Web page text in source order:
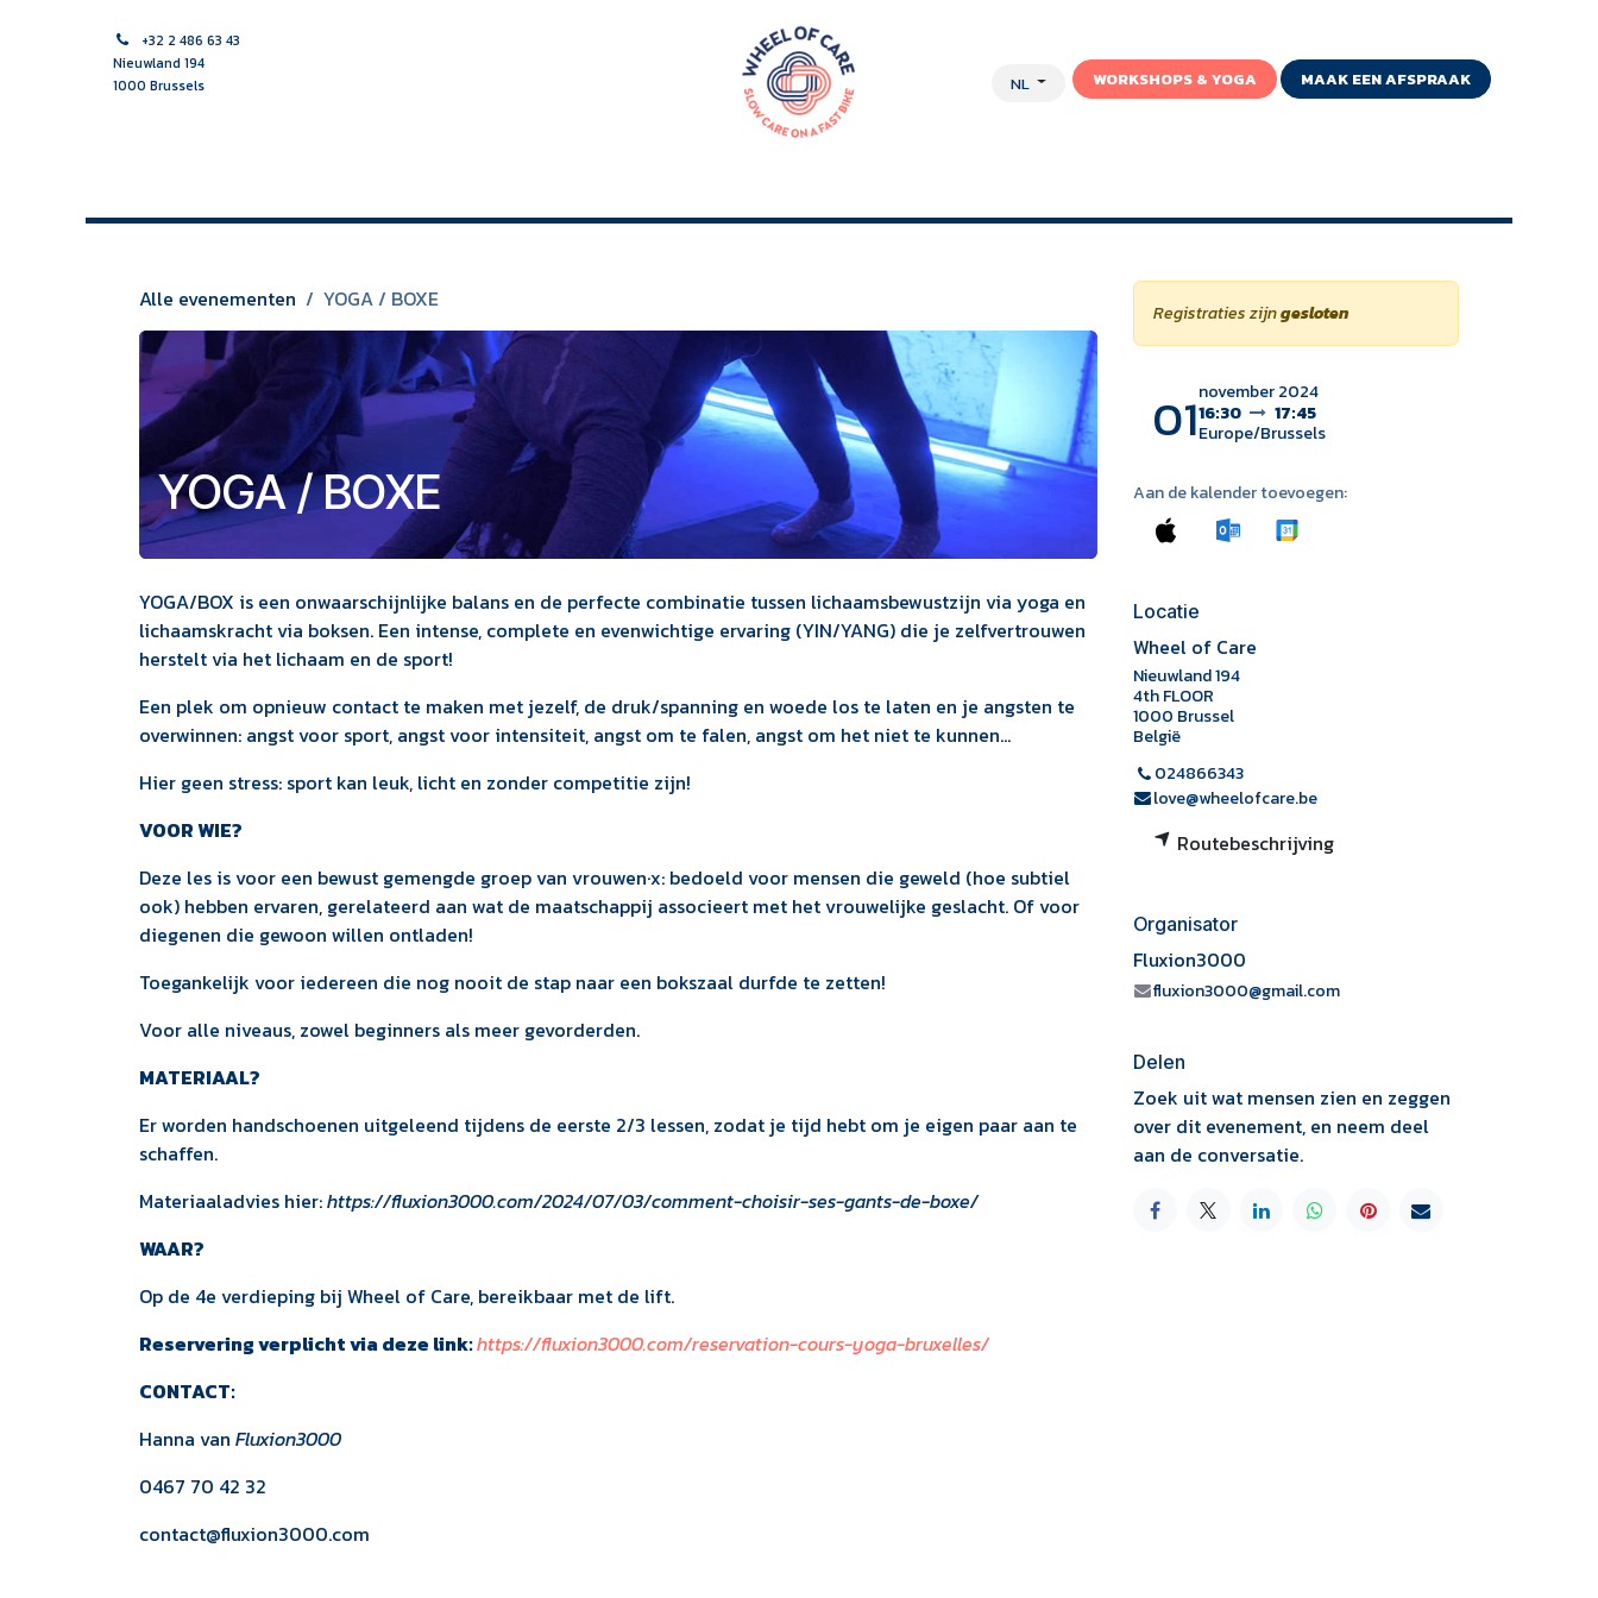
+32 2 486 63 43
Nieuwland 194
1000 Brussels
NL WORKSHOPS & YOGA MAAK EEN AFSPRAAK
Alle evenementen YOGA / BOXE
YOGA / BOXE
YOGA/BOX is een onwaarschijnlijke balans en de perfecte combinatie tussen lichaamsbewustzijn via yoga en
lichaamskracht via boksen. Een intense, complete en evenwichtige ervaring (YIN/YANG) die je zelfvertrouwen
herstelt via het lichaam en de sport!
Een plek om opnieuw contact te maken met jezelf, de druk/spanning en woede los te laten en je angsten te
overwinnen: angst voor sport, angst voor intensiteit, angst om te falen, angst om het niet te kunnen...
Hier geen stress: sport kan leuk, licht en zonder competitie zijn!
VOOR WIE?
Deze les is voor een bewust gemengde groep van vrouwen·x: bedoeld voor mensen die geweld (hoe subtiel
ook) hebben ervaren, gerelateerd aan wat de maatschappij associeert met het vrouwelijke geslacht. Of voor
diegenen die gewoon willen ontladen!
Toegankelijk voor iedereen die nog nooit de stap naar een bokszaal durfde te zetten!
Voor alle niveaus, zowel beginners als meer gevorderden.
MATERIAAL?
Er worden handschoenen uitgeleend tijdens de eerste 2/3 lessen, zodat je tijd hebt om je eigen paar aan te
schaffen.
Materiaaladvies hier:https://fluxion3000.com/2024/07/03/comment-choisir-ses-gants-de-boxe/
WAAR?
Op de 4e verdieping bij Wheel of Care, bereikbaar met de lift.
Reservering verplicht via deze link:https://fluxion3000.com/reservation-cours-yoga-bruxelles/
CONTACT:
Hanna van Fluxion3000
0467 70 42 32
contact@fluxion3000.com
Registraties zijngesloten
01november 2024
16:30
17:45
Europe/Brussels
Aan de kalender toevoegen:
Locatie
Wheel of Care
Nieuwland 194
4th FLOOR
1000 Brussel
België
024866343
love@wheelofcare.be
Routebeschrijving
Organisator
Fluxion3000
fluxion3000@gmail.com
Delen
Zoek uit wat mensen zien en zeggen
over dit evenement, en neem deel
aan de conversatie.